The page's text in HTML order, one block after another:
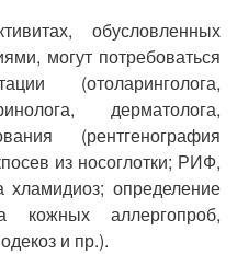
обусловленных
могут потребоваться
(отоларинголога,
дерматолога,
(рентгенография
из носоглотки; РИФ,
определение
кожных аллергопроб,
и пр.).